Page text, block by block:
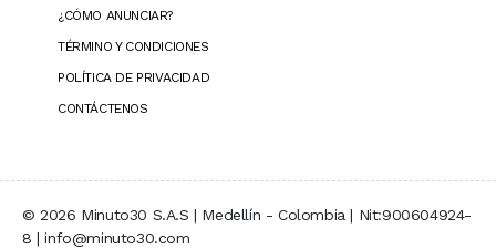
¿CÓMO ANUNCIAR?
TÉRMINO Y CONDICIONES
POLÍTICA DE PRIVACIDAD
CONTÁCTENOS
© 2026 Minuto30 S.A.S | Medellín - Colombia | Nit:900604924-
8 | info@minuto30.com